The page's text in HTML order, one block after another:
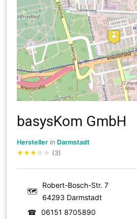
basysKom GmbH
Hersteller inDarmstadt
★★★ ☆ ☆ (3)
🗺
Robert-Bosch-Str. 7
64293 Darmstadt
☎
06151 8705890